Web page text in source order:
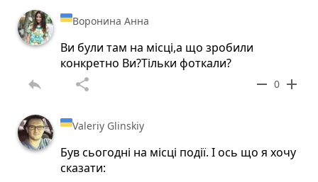
Воронина Анна
Ви були там на місці,а що зробили
конкретно Ви?Тільки фоткали?
reply share remove 0 add
Valeriy Glinskiy
Був сьогодні на місці події. І ось що я хочу
сказати: